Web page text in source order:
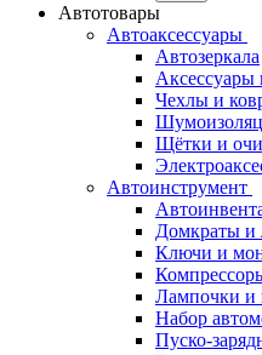
Автотовары
Автоаксессуары
Автозеркала
Аксессуары
Чехлы и
Щётки и
Автоинструмент
Домкраты и
Ключи и
Лампочки и
Набор
Пуско-